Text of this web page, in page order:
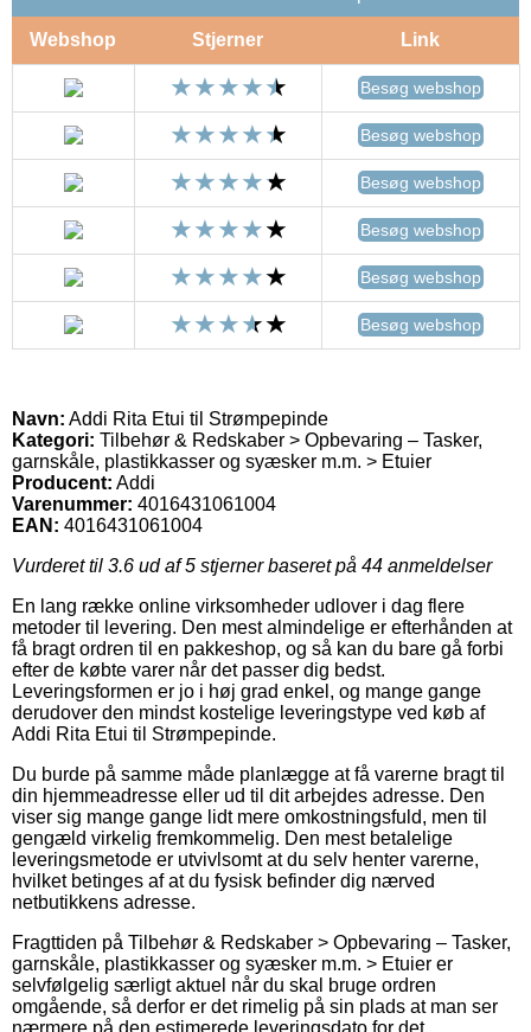
Webshop Stjerner Link
Besøg webshop
Besøg webshop
Besøg webshop
Besøg webshop
Besøg webshop
Besøg webshop
Navn: Addi Rita Etui til Strømpepinde
Kategori: Tilbehør & Redskaber > Opbevaring – Tasker,
garnskåle, plastikkasser og syæsker m.m. > Etuier
Producent: Addi
Varenummer: 4016431061004
EAN: 4016431061004
Vurderet til 3.6 ud af 5 stjerner baseret på 44 anmeldelser
En lang række online virksomheder udlover i dag flere
metoder til levering. Den mest almindelige er efterhånden at
få bragt ordren til en pakkeshop, og så kan du bare gå forbi
efter de købte varer når det passer dig bedst.
Leveringsformen er jo i høj grad enkel, og mange gange
derudover den mindst kostelige leveringstype ved køb af
Addi Rita Etui til Strømpepinde.
Du burde på samme måde planlægge at få varerne bragt til
din hjemmeadresse eller ud til dit arbejdes adresse. Den
viser sig mange gange lidt mere omkostningsfuld, men til
gengæld virkelig fremkommelig. Den mest betalelige
leveringsmetode er utvivlsomt at du selv henter varerne,
hvilket betinges af at du fysisk befinder dig nærved
netbutikkens adresse.
Fragttiden på Tilbehør & Redskaber > Opbevaring – Tasker,
garnskåle, plastikkasser og syæsker m.m. > Etuier er
selvfølgelig særligt aktuel når du skal bruge ordren
omgående, så derfor er det rimelig på sin plads at man ser
nærmere på den estimerede leveringsdato for det